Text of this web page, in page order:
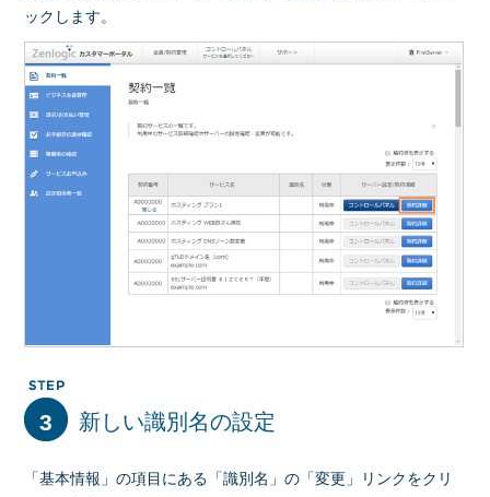
ックします。
3 新しい識別名の設定
「基本情報」の項目にある「識別名」の「変更」リンクをクリ